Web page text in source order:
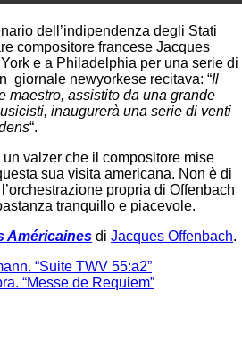
dell’indipendenza degli Stati
compositore francese Jacques
e a Philadelphia per una serie di
giornale newyorkese recitava: “Il
maestro, assistito da una grande
inaugurerà una serie di venti
“.
un valzer che il compositore mise
sua visita americana. Non è di
propria di Offenbach
tranquillo e piacevole.
Américaines di Jacques Offenbach.
“Suite TWV 55:a2”
“Messe de Requiem”